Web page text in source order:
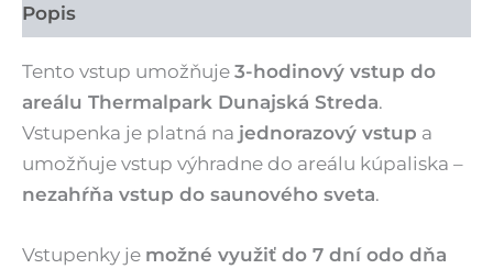
Popis
Tento vstup umožňuje 3-hodinový vstup do
areálu Thermalpark Dunajská Streda.
Vstupenka je platná na jednorazový vstup a
umožňuje vstup výhradne do areálu kúpaliska –
nezahŕňa vstup do saunového sveta.
Vstupenky je možné využiť do 7 dní odo dňa